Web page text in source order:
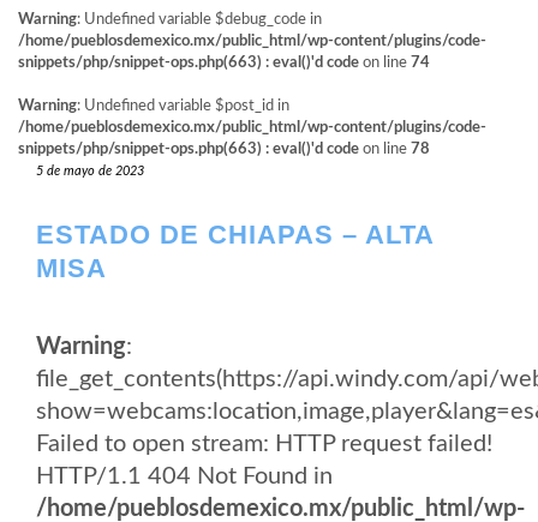
Warning: Undefined variable $debug_code in
/home/pueblosdemexico.mx/public_html/wp-content/plugins/code-
snippets/php/snippet-ops.php(663) : eval()'d code on line 74
Warning: Undefined variable $post_id in
/home/pueblosdemexico.mx/public_html/wp-content/plugins/code-
snippets/php/snippet-ops.php(663) : eval()'d code on line 78
5 de mayo de 2023
ESTADO DE CHIAPAS – ALTA
MISA
Warning:
file_get_contents(https://api.windy.com/api/
Failed to open stream: HTTP request failed!
HTTP/1.1 404 Not Found in
/home/pueblosdemexico.mx/public_html/wp-